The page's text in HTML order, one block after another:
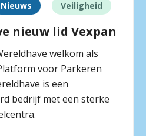
Nieuws Veiligheid
nieuw lid Vexpan
welkom als
voor Parkeren
is een
bedrijf met een sterke